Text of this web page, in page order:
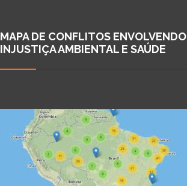
MAPA DE CONFLITOS ENVOLVENDO
INJUSTIÇA AMBIENTAL E SAÚDE